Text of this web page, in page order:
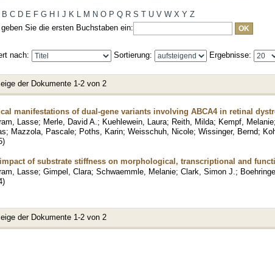
B C D E F G H J K L M N O P Q R S T U V W X Y Z
Sie die ersten Buchstaben ein:
nach: Sortierung: Ergebnisse:
der Dokumente 1-2 von 2
manifestations of dual-gene variants involving ABCA4 in retinal
Lasse; Merle, David A. ; Kuehlewein, Laura; Reith, Milda; Kempf, Melanie;
; Mazzola, Pascale; Poths, Karin; Weisschuh, Nicole; Wissinger, Bernd;
)
of substrate stiffness on morphological, transcriptional and
Lasse; Gimpel, Clara; Schwaemmle, Melanie; Clark, Simon J. ;
)
der Dokumente 1-2 von 2